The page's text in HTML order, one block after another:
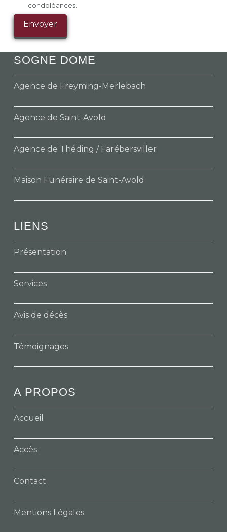
condoléances.
SOGNE DOME
Agence de Freyming-Merlebach
Agence de Saint-Avold
Agence de Théding / Farébersviller
Maison Funéraire de Saint-Avold
LIENS
Présentation
Services
Avis de décès
Témoignages
A PROPOS
Accueil
Accès
Contact
Mentions Légales